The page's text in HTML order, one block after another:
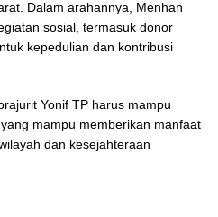
Dalam arahannya, Menhan
sosial, termasuk donor
kepedulian dan kontribusi
Yonif TP harus mampu
mampu memberikan manfaat
dan kesejahteraan